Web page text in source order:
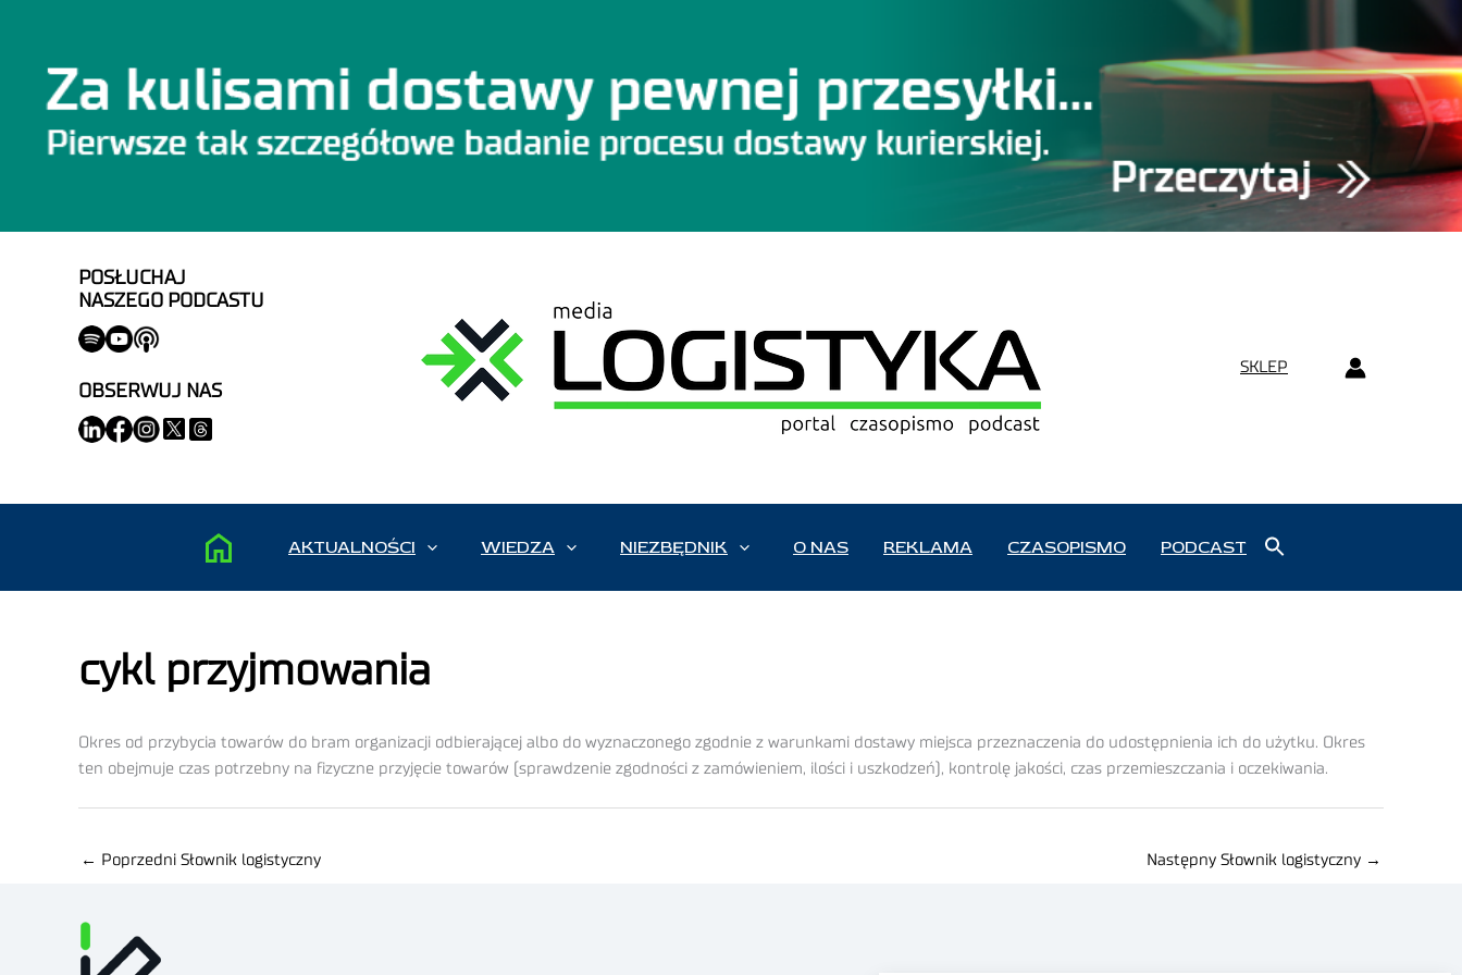
POSŁUCHAJ
NASZEGO PODCASTU
OBSERWUJ NAS
SKLEP
AKTUALNOŚCI WIEDZA NIEZBĘDNIK O NAS REKLAMA CZASOPISMO PODCAST
cykl przyjmowania
Okres od przybycia towarów do bram organizacji odbierającej albo do wyznaczonego zgodnie z warunkami dostawy miejsca przeznaczenia do udostępnienia ich do użytku. Okres
ten obejmuje czas potrzebny na fizyczne przyjęcie towarów (sprawdzenie zgodności z zamówieniem, ilości i uszkodzeń), kontrolę jakości, czas przemieszczania i oczekiwania.
← Poprzedni Słownik logistyczny Następny Słownik logistyczny →